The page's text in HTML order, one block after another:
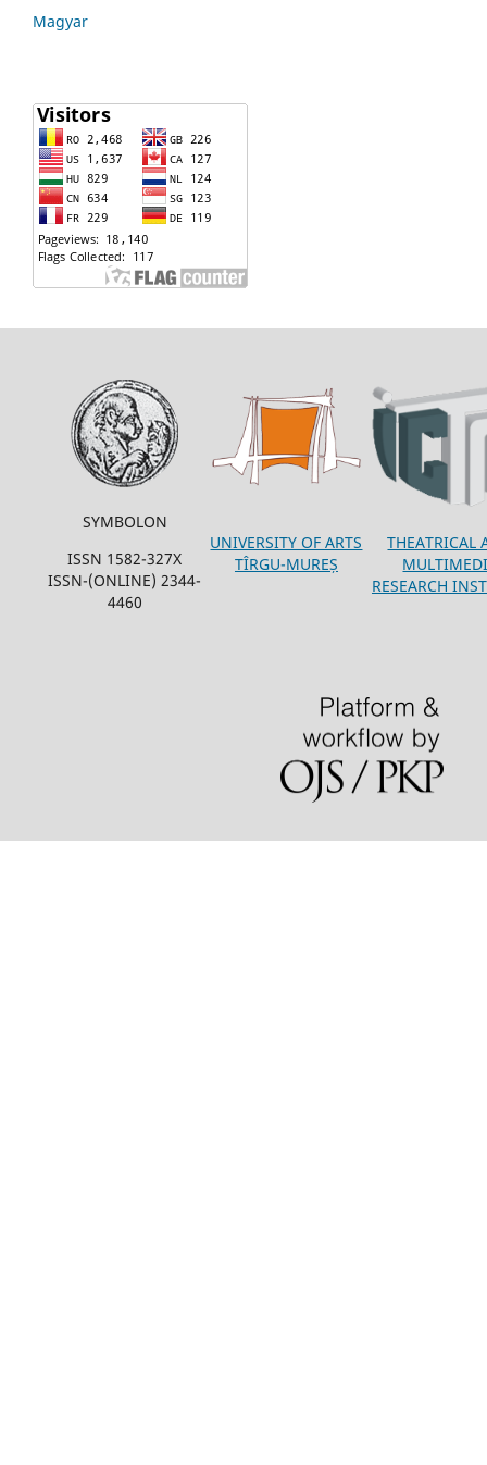
Magyar
SYMBOLON
ISSN 1582-327X
ISSN-(ONLINE) 2344-
4460
UNIVERSITY OF ARTS
TÎRGU-MUREȘ
THEATRICAL
RESEARCH